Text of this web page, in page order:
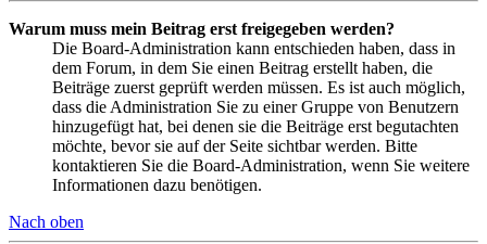
Warum muss mein Beitrag erst freigegeben werden?
Die Board-Administration kann entschieden haben, dass in
dem Forum, in dem Sie einen Beitrag erstellt haben, die
Beiträge zuerst geprüft werden müssen. Es ist auch möglich,
dass die Administration Sie zu einer Gruppe von Benutzern
hinzugefügt hat, bei denen sie die Beiträge erst begutachten
möchte, bevor sie auf der Seite sichtbar werden. Bitte
kontaktieren Sie die Board-Administration, wenn Sie weitere
Informationen dazu benötigen.
Nach oben